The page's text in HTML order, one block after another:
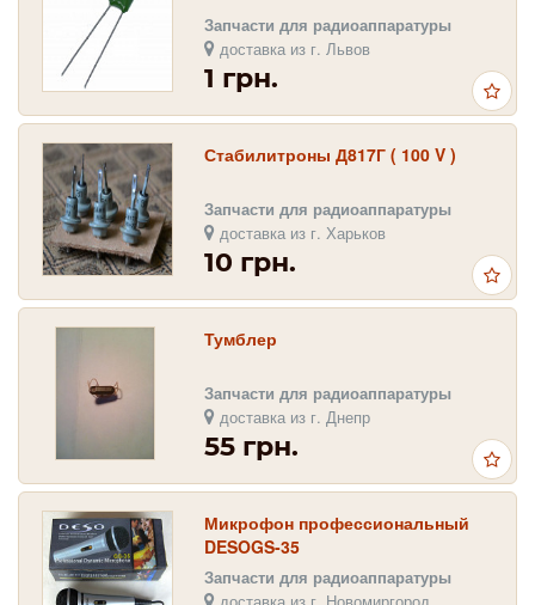
Запчасти для радиоаппаратуры
доставка из г. Львов
1 грн.
Стабилитроны Д817Г ( 100 V )
Запчасти для радиоаппаратуры
доставка из г. Харьков
10 грн.
Тумблер
Запчасти для радиоаппаратуры
доставка из г. Днепр
55 грн.
Микрофон профессиональный
DESOGS-35
Запчасти для радиоаппаратуры
доставка из г. Новомиргород